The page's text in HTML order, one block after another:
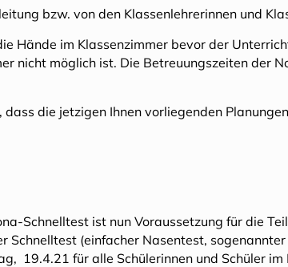
bzw. von den Klassenlehrerinnen und
Hände im Klassenzimmer bevor der
nicht möglich ist. Die Betreuungszeiten der
die jetzigen Ihnen vorliegenden
Schnelltest ist nun Voraussetzung für die
(einfacher Nasentest,
19.4.21 für alle Schülerinnen und Schüler